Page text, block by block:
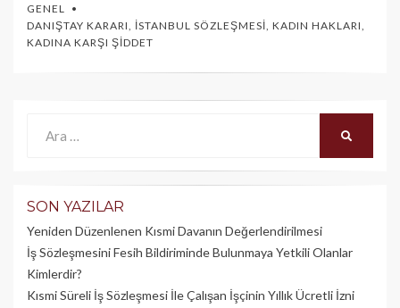
GENEL
DANIŞTAY KARARI, İSTANBUL SÖZLEŞMESI, KADIN HAKLARI,
KADINA KARŞI ŞIDDET
SON YAZILAR
Yeniden Düzenlenen Kısmi Davanın Değerlendirilmesi
İş Sözleşmesini Fesih Bildiriminde Bulunmaya Yetkili Olanlar
Kimlerdir?
Kısmi Süreli İş Sözleşmesi İle Çalışan İşçinin Yıllık Üc­retli İzni